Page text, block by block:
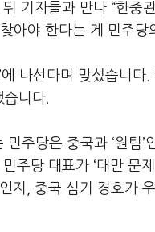
기자들과 만나 “한중
아야 한다는 게 민주당
나선다며 맞섰습니
니다.
주당은 중국과 ‘원팀
주당 대표가 ‘대만 문
지, 중국 심기 경호가